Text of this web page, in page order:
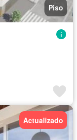
Piso
Actualizado